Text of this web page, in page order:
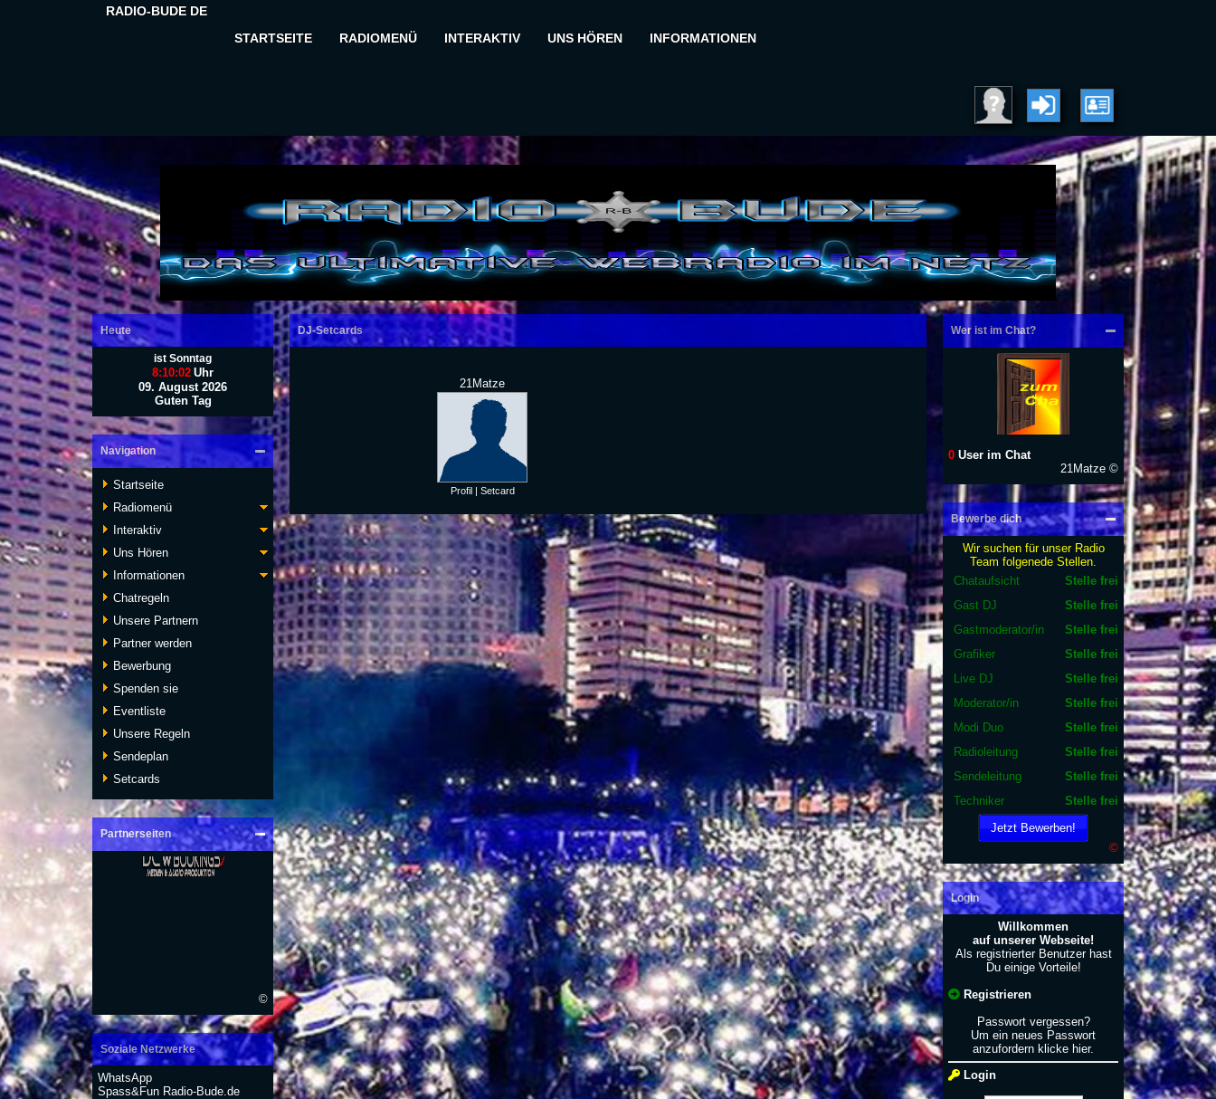
RADIO-BUDE DE
STARTSEITE
RADIOMENÜ INTERAKTIV UNS HÖREN INFORMATIONEN
Heute
ist Sonntag
8:10:03 Uhr
09. August 2026
Guten Tag
Navigation
Startseite
Radiomenü
Interaktiv
Uns Hören
Informationen
Chatregeln
Unsere Partnern
Partner werden
Bewerbung
Spenden sie
Eventliste
Unsere Regeln
Sendeplan
Setcards
Partnerseiten
©
Soziale Netzwerke
WhatsApp
Spass&Fun Radio-Bude.de
Wer ist im Chat?
0 User im Chat
21Matze ©
Bewerbe dich
Wir suchen für unser Radio
Team folgenede Stellen.
Chataufsicht
Stelle frei
Gast DJ
Stelle frei
Gastmoderator/in
Stelle frei
Grafiker
Stelle frei
Live DJ
Stelle frei
Moderator/in
Stelle frei
Modi Duo
Stelle frei
Radioleitung
Stelle frei
Sendeleitung
Stelle frei
Techniker
Stelle frei
Jetzt Bewerben!
©
Login
Willkommen
auf unserer Webseite!
Als registrierter Benutzer hast
Du einige Vorteile!
Registrieren
Passwort vergessen?
Um ein neues Passwort
anzufordern klicke hier.
Login
DJ-Setcards
21Matze
Profil| Setcard